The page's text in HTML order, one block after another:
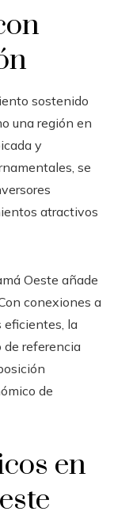
sostenido
una región en
y
se
atractivos
Oeste añade
conexiones a
eficientes, la
de referencia
de
en